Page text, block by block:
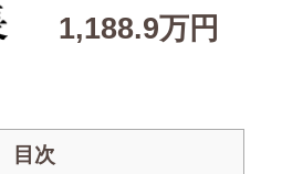
1,188.9万円
目次